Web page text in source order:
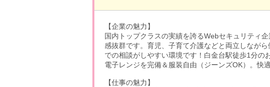
【企業の魅力】
国内トップクラスの実績を誇るWebセキュリティ
感抜群です。育児、子育て介護などと両立しなが
での相談がしやすい環境です！白金台駅徒歩1分の
電子レンジを完備＆服装自由（ジーンズOK）。快
【仕事の魅力】